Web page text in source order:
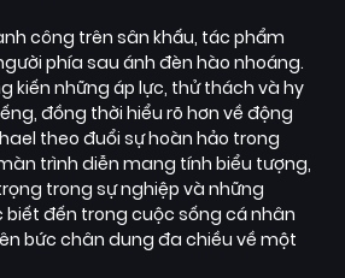
công trên sân khấu, tác phẩm
phía sau ánh đèn hào nhoáng.
kiến những áp lực, thử thách và hy
đồng thời hiểu rõ hơn về động
theo đuổi sự hoàn hảo trong
trình diễn mang tính biểu tượng,
trong sự nghiệp và những
biết đến trong cuộc sống cá nhân
bức chân dung đa chiều về một